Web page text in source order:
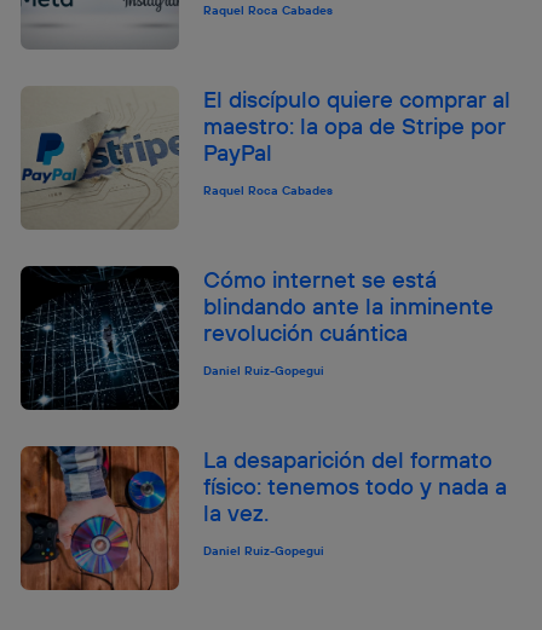
Raquel Roca Cabades
El discípulo quiere comprar al
maestro: la opa de Stripe por
PayPal
Raquel Roca Cabades
Cómo internet se está
blindando ante la inminente
revolución cuántica
Daniel Ruiz-Gopegui
La desaparición del formato
físico: tenemos todo y nada a
la vez.
Daniel Ruiz-Gopegui